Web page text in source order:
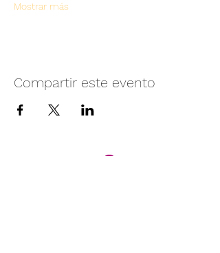
Mostrar más
Compartir este evento